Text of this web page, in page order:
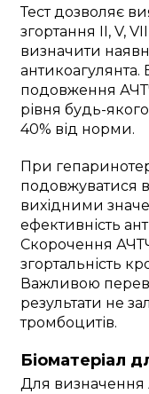
Тест дозволяє
згортання II, V,
визначити
подовження
рівня будь-
40% від норми.
При
подовжуватися
вихідними
ефективність
Скорочення
згортальність
Важливою
результати не
тромбоцитів.
Біоматеріал
Для визначення